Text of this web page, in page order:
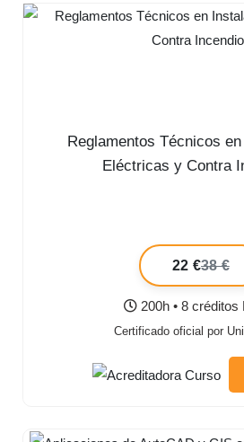
Reglamentos Técnicos
Eléctricas y Contra
22 €38 €
200h • 8 créditos
Certificado oficial por